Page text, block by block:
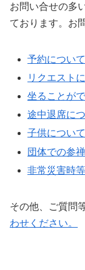
お問い合せの多
ております。お
予約について
リクエスト
坐ることが
途中退席に
子供について
団体での参
非常災害時
その他、ご質問
わせください。